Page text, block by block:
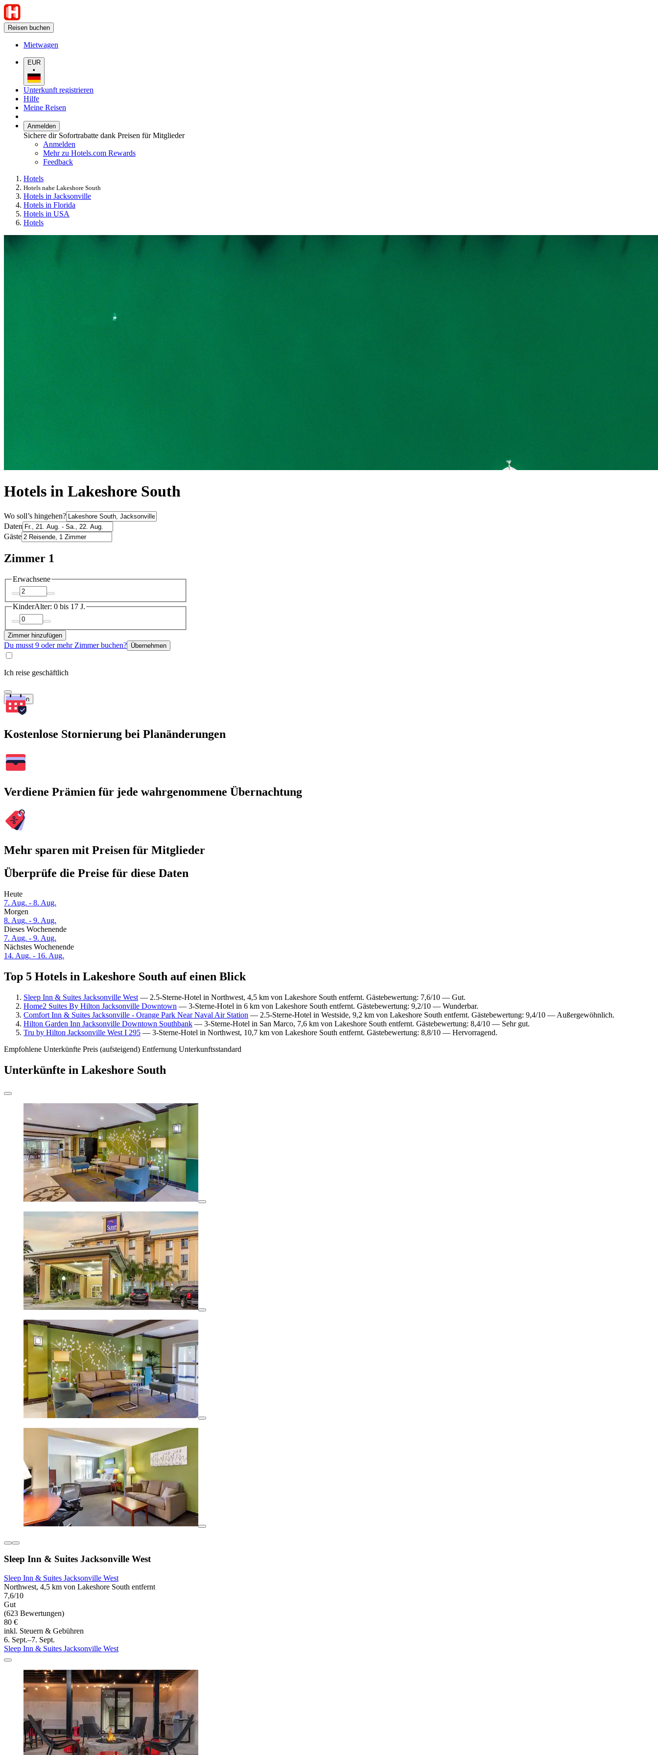
Reisen buchen
Mietwagen
EUR
•
Unterkunft registrieren
Hilfe
Meine Reisen
Anmelden
Sichere dir Sofortrabatte dank Preisen für Mitglieder
Anmelden
Mehr zu Hotels.com Rewards
Feedback
Hotels
Hotels nahe Lakeshore South
Hotels in Jacksonville
Hotels in Florida
Hotels in USA
Hotels
Hotels in Lakeshore South
Wo soll’s hingehen?
Daten
Gäste
Zimmer 1
Erwachsene
KinderAlter: 0 bis 17 J.
Zimmer hinzufügen
Du musst 9 oder mehr Zimmer buchen? Übernehmen
Ich reise geschäftlich
Suchen
Kostenlose Stornierung bei Planänderungen
Verdiene Prämien für jede wahrgenommene Übernachtung
Mehr sparen mit Preisen für Mitglieder
Überprüfe die Preise für diese Daten
Heute
7. Aug. - 8. Aug.
Morgen
8. Aug. - 9. Aug.
Dieses Wochenende
7. Aug. - 9. Aug.
Nächstes Wochenende
14. Aug. - 16. Aug.
Top 5 Hotels in Lakeshore South auf einen Blick
Sleep Inn & Suites Jacksonville West — 2.5-Sterne-Hotel in Northwest, 4,5 km von Lakeshore South entfernt. Gästebewertung: 7,6/10 — Gut.
Home2 Suites By Hilton Jacksonville Downtown — 3-Sterne-Hotel in 6 km von Lakeshore South entfernt. Gästebewertung: 9,2/10 — Wunderbar.
Comfort Inn & Suites Jacksonville - Orange Park Near Naval Air Station — 2.5-Sterne-Hotel in Westside, 9,2 km von Lakeshore South entfernt. Gästebewertung: 9,4/10 — Außergewöhnlich.
Hilton Garden Inn Jacksonville Downtown Southbank — 3-Sterne-Hotel in San Marco, 7,6 km von Lakeshore South entfernt. Gästebewertung: 8,4/10 — Sehr gut.
Tru by Hilton Jacksonville West I 295 — 3-Sterne-Hotel in Northwest, 10,7 km von Lakeshore South entfernt. Gästebewertung: 8,8/10 — Hervorragend.
Empfohlene Unterkünfte Preis (aufsteigend) Entfernung Unterkunftsstandard
Unterkünfte in Lakeshore South
Sleep Inn & Suites Jacksonville West
Sleep Inn & Suites Jacksonville West
Northwest, 4,5 km von Lakeshore South entfernt
7,6/10
Gut
(623 Bewertungen)
80 €
inkl. Steuern & Gebühren
6. Sept.–7. Sept.
Sleep Inn & Suites Jacksonville West